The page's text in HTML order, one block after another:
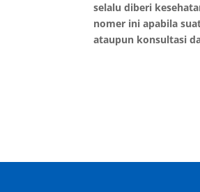
selalu diberi
nomer ini apabila
ataupun konsultasi